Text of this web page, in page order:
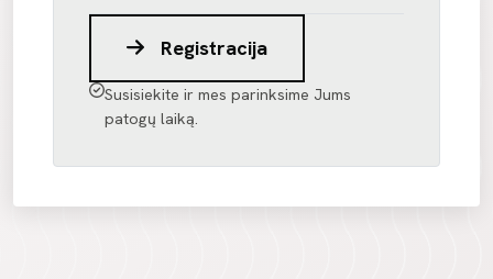
Registracija
Susisiekite ir mes parinksime Jums
patogų laiką.